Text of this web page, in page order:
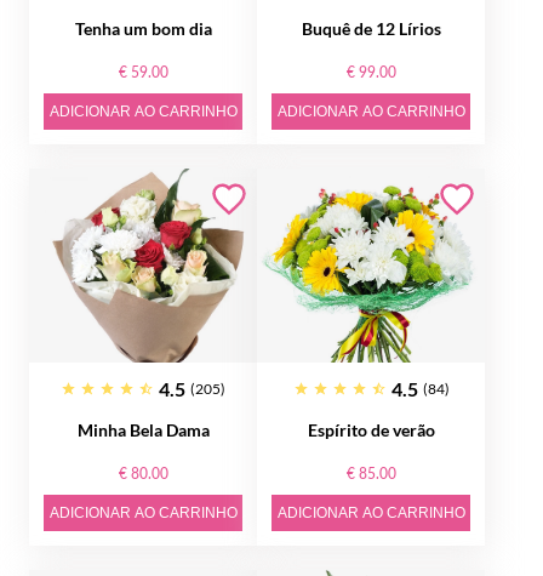
Tenha um bom dia
€ 59.00
ADICIONAR AO CARRINHO
Buquê de 12 Lírios
€ 99.00
ADICIONAR AO CARRINHO
4.5 (205)
Minha Bela Dama
€ 80.00
ADICIONAR AO CARRINHO
4.5 (84)
Espírito de verão
€ 85.00
ADICIONAR AO CARRINHO